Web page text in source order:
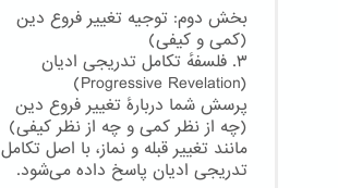
بخش دوم: توجیه تغییر فروع دین
(کمی و کیفی)
۳. فلسفهٔ تکامل تدریجی ادیان
(Progressive Revelation)
پرسش شما دربارهٔ تغییر فروع دین
(چه از نظر کمی و چه از نظر کیفی)
مانند تغییر قبله و نماز، با اصل تکامل
تدریجی ادیان پاسخ داده می‌شود.